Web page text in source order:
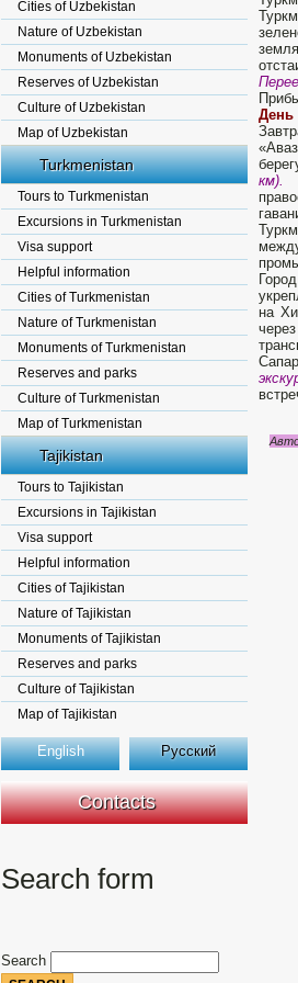
Cities of Uzbekistan
Nature of Uzbekistan
Monuments of Uzbekistan
Reserves of Uzbekistan
Culture of Uzbekistan
Map of Uzbekistan
Turkmenistan
Tours to Turkmenistan
Excursions in Turkmenistan
Visa support
Helpful information
Cities of Turkmenistan
Nature of Turkmenistan
Monuments of Turkmenistan
Reserves and parks
Culture of Turkmenistan
Map of Turkmenistan
Tajikistan
Tours to Tajikistan
Excursions in Tajikistan
Visa support
Helpful information
Cities of Tajikistan
Nature of Tajikistan
Monuments of Tajikistan
Reserves and parks
Culture of Tajikistan
Map of Tajikistan
English Русский
Contacts
Search form
Search
День
км).
на